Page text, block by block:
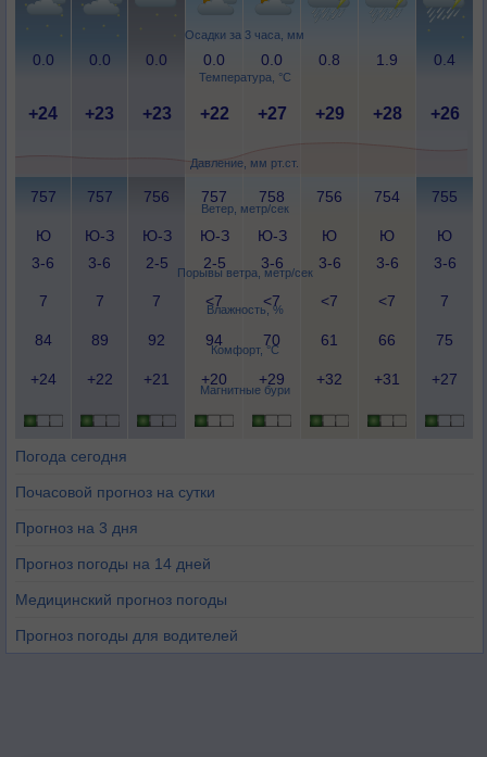
Осадки за 3 часа, мм
Температура, °C
Давление, мм рт.ст.
Ветер, метр/сек
Порывы ветра, метр/сек
Влажность, %
Комфорт, °C
Магнитные бури
0.0 0.0 0.0 0.0 0.0 0.8 1.9 0.4
+24 +23 +23 +22 +27 +29 +28 +26
757 757 756 757 758 756 754 755
Ю
3-6
Ю-З
3-6
Ю-З
2-5
Ю-З
2-5
Ю-З
3-6
Ю
3-6
Ю
3-6
Ю
3-6
7 7 7 <7 <7 <7 <7 7
84 89 92 94 70 61 66 75
+24 +22 +21 +20 +29 +32 +31 +27
Погода сегодня
Почасовой прогноз на сутки
Прогноз на 3 дня
Прогноз погоды на 14 дней
Медицинский прогноз погоды
Прогноз погоды для водителей